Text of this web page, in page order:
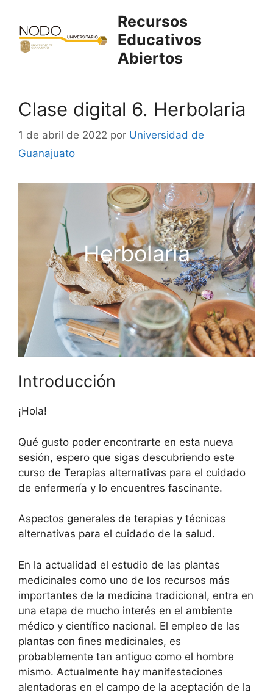
contenido
Recursos
Educativos
Abiertos
Clase digital 6. Herbolaria
1 de abril de 2022 por Universidad de
Guanajuato
Herbolaria
Introducción
¡Hola!
Qué gusto poder encontrarte en esta nueva
sesión, espero que sigas descubriendo este
curso de Terapias alternativas para el cuidado
de enfermería y lo encuentres fascinante.
Aspectos generales de terapias y técnicas
alternativas para el cuidado de la salud.
En la actualidad el estudio de las plantas
medicinales como uno de los recursos más
importantes de la medicina tradicional, entra en
una etapa de mucho interés en el ambiente
médico y científico nacional. El empleo de las
plantas con fines medicinales, es
probablemente tan antiguo como el hombre
mismo. Actualmente hay manifestaciones
alentadoras en el campo de la aceptación de la